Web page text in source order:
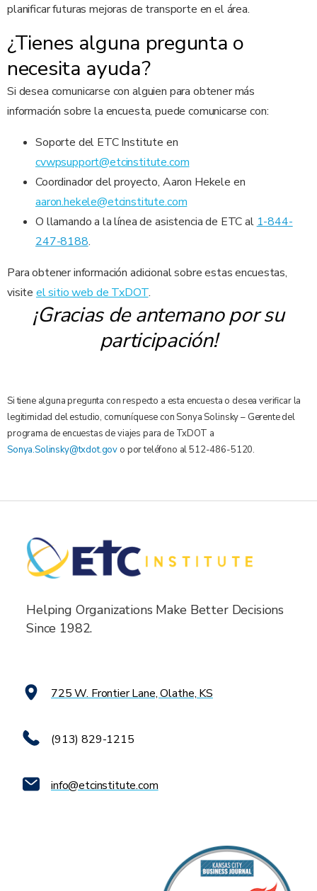
planificar futuras mejoras de transporte en el área.
¿Tienes alguna pregunta o
necesita ayuda?
Si desea comunicarse con alguien para obtener más
información sobre la encuesta, puede comunicarse con:
Soporte del ETC Institute en
cvwpsupport@etcinstitute.com
Coordinador del proyecto, Aaron Hekele en
aaron.hekele@etcinstitute.com
O llamando a la línea de asistencia de ETC al 1-844-
247-8188.
Para obtener información adicional sobre estas encuestas,
visite el sitio web de TxDOT.
¡Gracias de antemano por su
participación!
Si tiene alguna pregunta con respecto a esta encuesta o desea verificar la
legitimidad del estudio, comuníquese con Sonya Solinsky – Gerente del
programa de encuestas de viajes para de TxDOT a
Sonya.Solinsky@txdot.gov o por teléfono al 512-486-5120.
Helping Organizations Make Better Decisions
Since 1982.
725 W. Frontier Lane, Olathe, KS
(913) 829-1215
info@etcinstitute.com